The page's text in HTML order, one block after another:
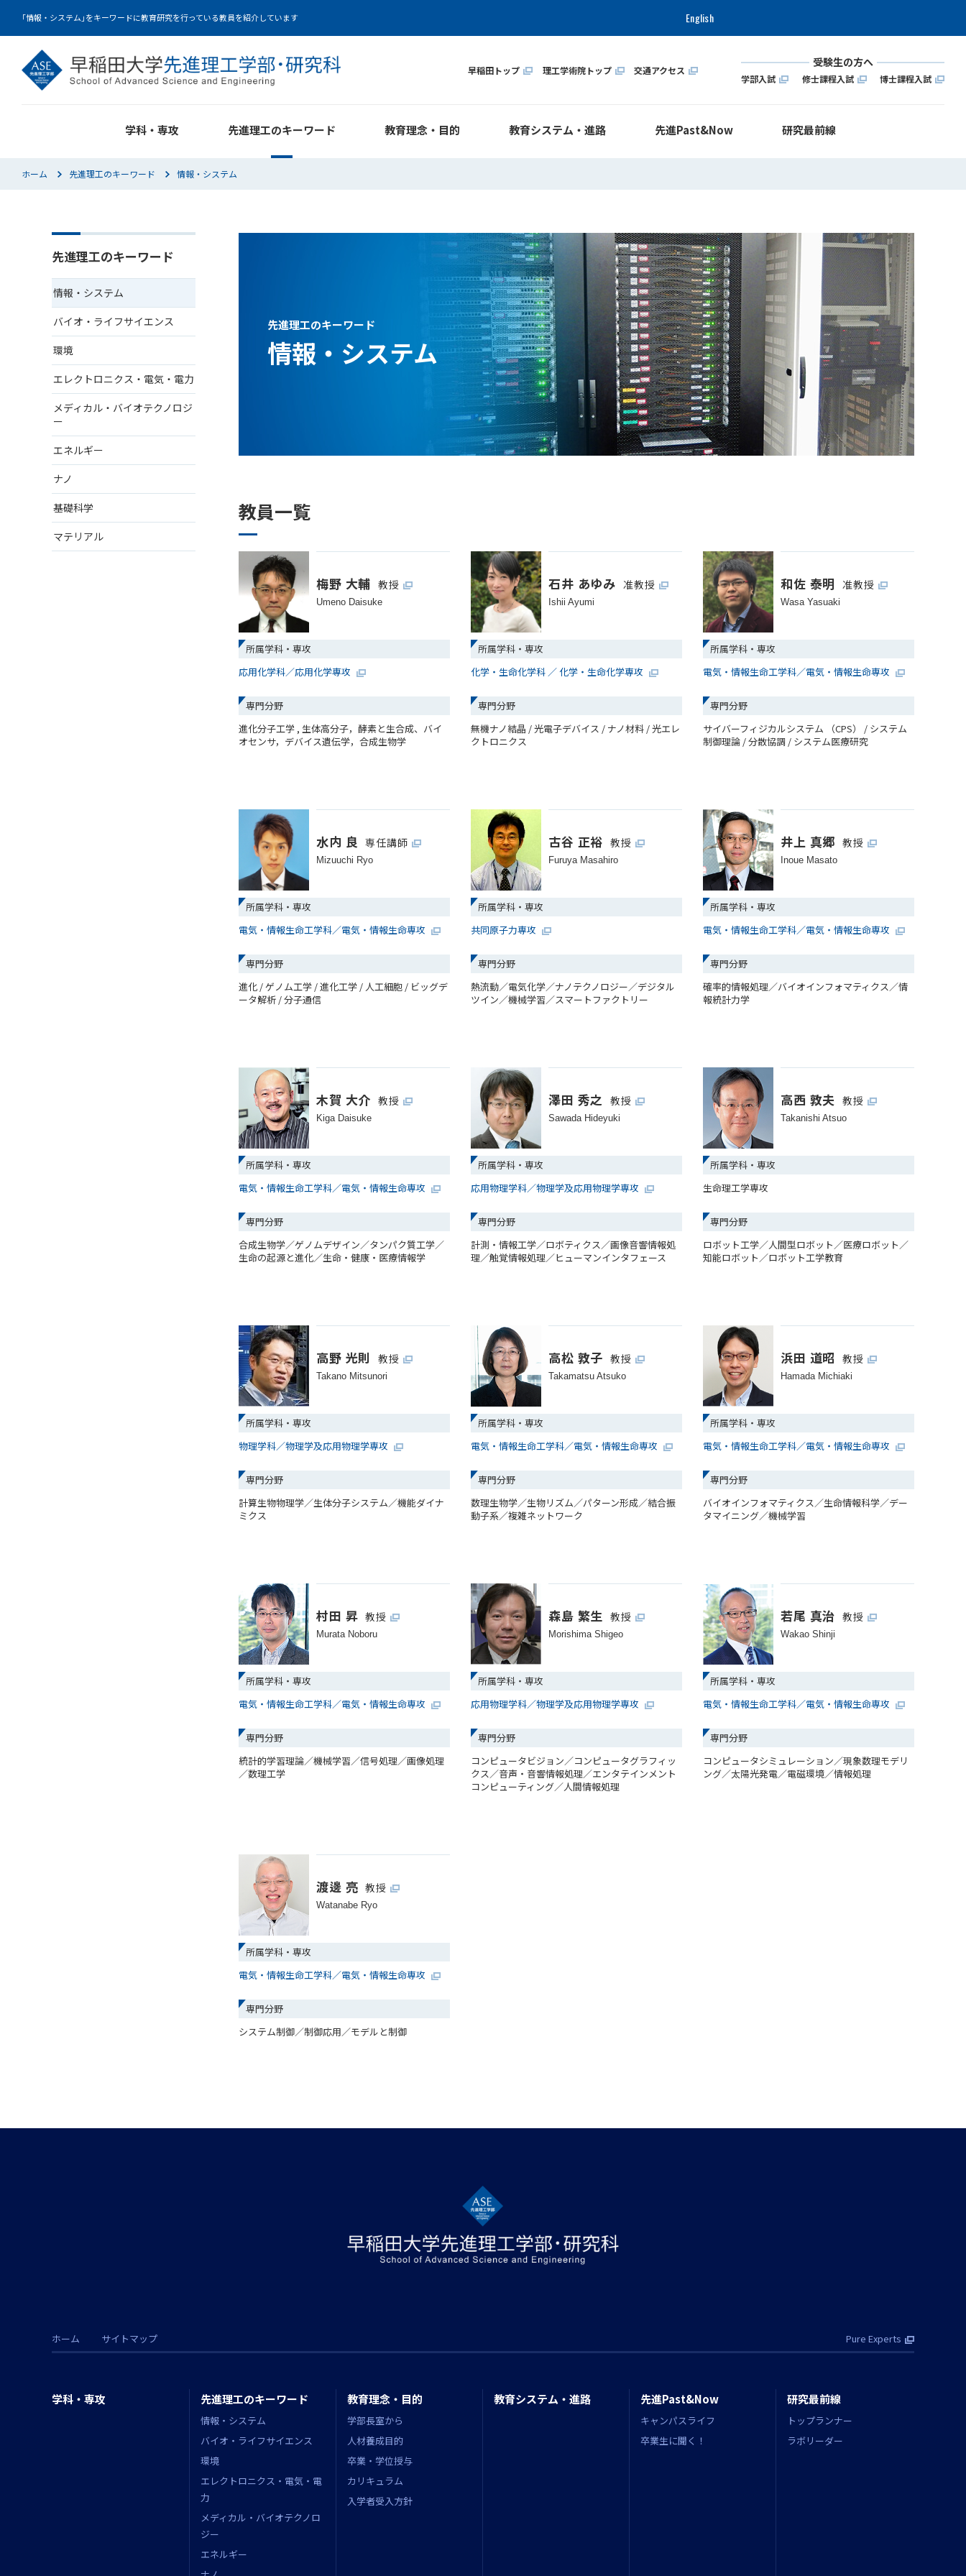
｢情報・システム｣をキーワードに教育研究を行っている教員を紹介しています English
早稲田トップ 理工学術院トップ 交通アクセス
受験生の方へ
学部入試 修士課程入試 博士課程入試
学科・専攻 先進理工のキーワード 教育理念・目的 教育システム・進路 先進Past&Now 研究最前線
先進理工のキーワード
情報・システム
ホーム 先進理工のキーワード 情報・システム
教員一覧
梅野 大輔 教授
Umeno Daisuke
所属学科・専攻
応用化学科／応用化学専攻
専門分野
進化分子工学 , 生体高分子，酵素と生合成、バイ
オセンサ，デバイス遺伝学，合成生物学
石井 あゆみ 准教授
Ishii Ayumi
所属学科・専攻
化学・生命化学科 ／ 化学・生命化学専攻
専門分野
無機ナノ結晶 / 光電子デバイス / ナノ材料 / 光エレ
クトロニクス
和佐 泰明 准教授
Wasa Yasuaki
所属学科・専攻
電気・情報生命工学科／電気・情報生命専攻
専門分野
サイバーフィジカルシステム （CPS） / システム
制御理論 / 分散協調 / システム医療研究
水内 良 専任講師
Mizuuchi Ryo
所属学科・専攻
電気・情報生命工学科／電気・情報生命専攻
専門分野
進化 / ゲノム工学 / 進化工学 / 人工細胞 / ビッグデ
ータ解析 / 分子通信
古谷 正裕 教授
Furuya Masahiro
所属学科・専攻
共同原子力専攻
専門分野
熱流動／電気化学／ナノテクノロジー／デジタル
ツイン／機械学習／スマートファクトリー
井上 真郷 教授
Inoue Masato
所属学科・専攻
電気・情報生命工学科／電気・情報生命専攻
専門分野
確率的情報処理／バイオインフォマティクス／情
報統計力学
木賀 大介 教授
Kiga Daisuke
所属学科・専攻
電気・情報生命工学科／電気・情報生命専攻
専門分野
合成生物学／ゲノムデザイン／タンパク質工学／
生命の起源と進化／生命・健康・医療情報学
澤田 秀之 教授
Sawada Hideyuki
所属学科・専攻
応用物理学科／物理学及応用物理学専攻
専門分野
計測・情報工学／ロボティクス／画像音響情報処
理／触覚情報処理／ヒューマンインタフェース
高西 敦夫 教授
Takanishi Atsuo
所属学科・専攻
生命理工学専攻
専門分野
ロボット工学／人間型ロボット／医療ロボット／
知能ロボット／ロボット工学教育
高野 光則 教授
Takano Mitsunori
所属学科・専攻
物理学科／物理学及応用物理学専攻
専門分野
計算生物物理学／生体分子システム／機能ダイナ
ミクス
高松 敦子 教授
Takamatsu Atsuko
所属学科・専攻
電気・情報生命工学科／電気・情報生命専攻
専門分野
数理生物学／生物リズム／パターン形成／結合振
動子系／複雑ネットワーク
浜田 道昭 教授
Hamada Michiaki
所属学科・専攻
電気・情報生命工学科／電気・情報生命専攻
専門分野
バイオインフォマティクス／生命情報科学／デー
タマイニング／機械学習
村田 昇 教授
Murata Noboru
所属学科・専攻
電気・情報生命工学科／電気・情報生命専攻
専門分野
統計的学習理論／機械学習／信号処理／画像処理
／数理工学
森島 繁生 教授
Morishima Shigeo
所属学科・専攻
応用物理学科／物理学及応用物理学専攻
専門分野
コンピュータビジョン／コンピュータグラフィッ
クス／音声・音響情報処理／エンタテインメント
コンピューティング／人間情報処理
若尾 真治 教授
Wakao Shinji
所属学科・専攻
電気・情報生命工学科／電気・情報生命専攻
専門分野
コンピュータシミュレーション／現象数理モデリ
ング／太陽光発電／電磁環境／情報処理
渡邊 亮 教授
Watanabe Ryo
所属学科・専攻
電気・情報生命工学科／電気・情報生命専攻
専門分野
システム制御／制御応用／モデルと制御
先進理工のキーワード
情報・システム
バイオ・ライフサイエンス
環境
エレクトロニクス・電気・電力
メディカル・バイオテクノロジ
ー
エネルギー
ナノ
基礎科学
マテリアル
ホーム サイトマップ Pure Experts
学科・専攻 先進理工のキーワード
情報・システム
バイオ・ライフサイエンス
環境
エレクトロニクス・電気・電
力
メディカル・バイオテクノロ
ジー
エネルギー
教育理念・目的
学部長室から
人材養成目的
卒業・学位授与
カリキュラム
入学者受入方針
教育システム・進路 先進Past&Now
キャンパスライフ
卒業生に聞く！
研究最前線
トップランナー
ラボリーダー